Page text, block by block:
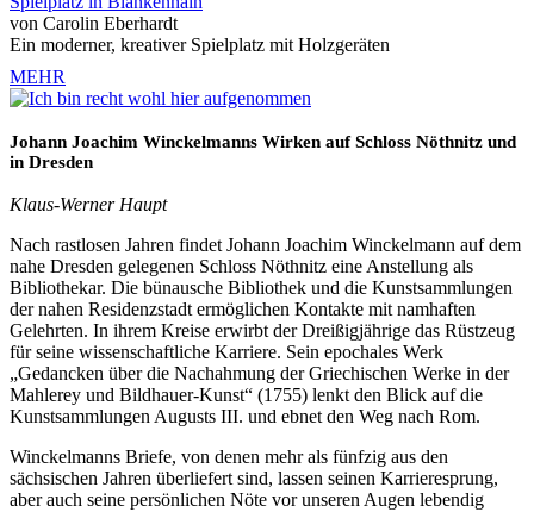
von Carolin Eberhardt
Ein moderner, kreativer Spielplatz mit Holzgeräten
MEHR
Johann Joachim Winckelmanns Wirken auf Schloss Nöthnitz und
in Dresden
Klaus-Werner Haupt
Nach rastlosen Jahren findet Johann Joachim Winckelmann auf dem
nahe Dresden gelegenen Schloss Nöthnitz eine Anstellung als
Bibliothekar. Die bünausche Bibliothek und die Kunstsammlungen
der nahen Residenzstadt ermöglichen Kontakte mit namhaften
Gelehrten. In ihrem Kreise erwirbt der Dreißigjährige das Rüstzeug
für seine wissenschaftliche Karriere. Sein epochales Werk
„Gedancken über die Nachahmung der Griechischen Werke in der
Mahlerey und Bildhauer-Kunst“ (1755) lenkt den Blick auf die
Kunstsammlungen Augusts III. und ebnet den Weg nach Rom.
Winckelmanns Briefe, von denen mehr als fünfzig aus den
sächsischen Jahren überliefert sind, lassen seinen Karrieresprung,
aber auch seine persönlichen Nöte vor unseren Augen lebendig